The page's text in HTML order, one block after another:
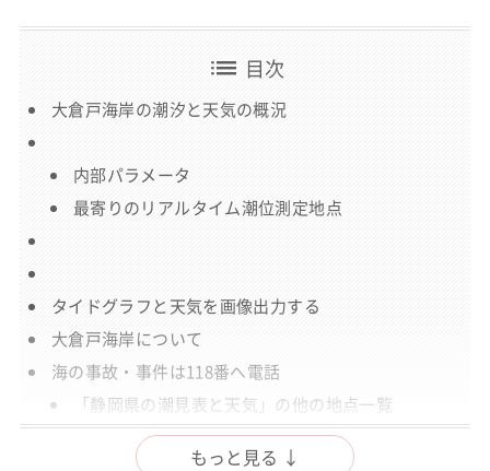
list 目次
大倉戸海岸の潮汐と天気の概況
内部パラメータ
最寄りのリアルタイム潮位測定地点
タイドグラフと天気を画像出力する
大倉戸海岸について
海の事故・事件は118番へ電話
「静岡県の潮見表と天気」の他の地点一覧
もっと見る ↓